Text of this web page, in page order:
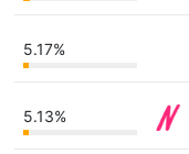
5.17%
5.13%